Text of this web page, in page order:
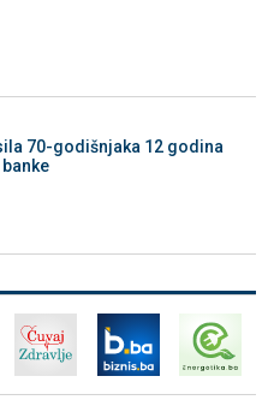
70-godišnjaka 12 godina